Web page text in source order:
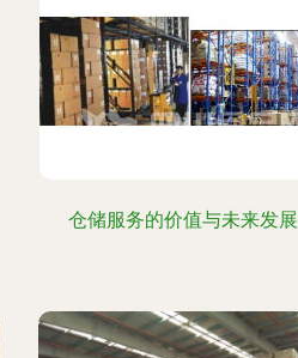
仓储服务的价值与未来发展